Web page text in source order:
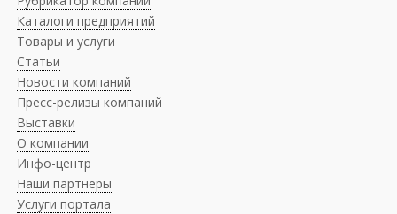
Каталоги предприятий
Товары и услуги
Статьи
Новости компаний
Пресс-релизы компаний
Выставки
О компании
Инфо-центр
Наши партнеры
Услуги портала